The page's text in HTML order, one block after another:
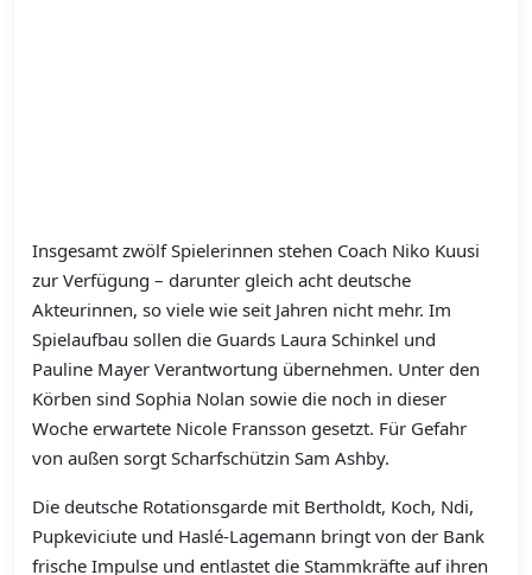
Insgesamt zwölf Spielerinnen stehen Coach Niko Kuusi
zur Verfügung – darunter gleich acht deutsche
Akteurinnen, so viele wie seit Jahren nicht mehr. Im
Spielaufbau sollen die Guards Laura Schinkel und
Pauline Mayer Verantwortung übernehmen. Unter den
Körben sind Sophia Nolan sowie die noch in dieser
Woche erwartete Nicole Fransson gesetzt. Für Gefahr
von außen sorgt Scharfschützin Sam Ashby.
Die deutsche Rotationsgarde mit Bertholdt, Koch, Ndi,
Pupkeviciute und Haslé-Lagemann bringt von der Bank
frische Impulse und entlastet die Stammkräfte auf ihren